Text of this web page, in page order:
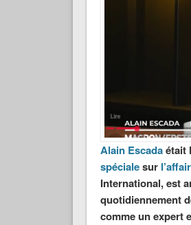
Alain Escadaétait
spécialesur
International, est
quotidiennement
comme un expert